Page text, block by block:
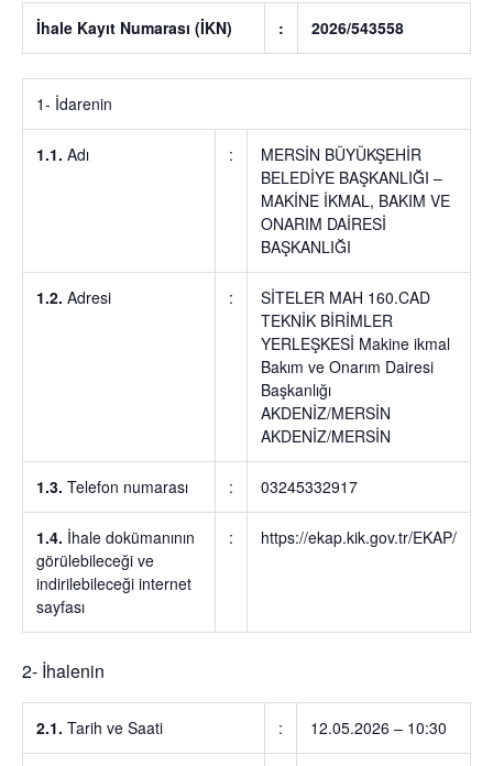
İhale Kayıt Numarası (İKN) : 2026/543558
1- İdarenin
1.1. Adı :
MERSİN BÜYÜKŞEHİR
BELEDİYE BAŞKANLIĞI –
MAKİNE İKMAL, BAKIM VE
ONARIM DAİRESİ
BAŞKANLIĞI
1.2. Adresi :
SİTELER MAH 160.CAD
TEKNİK BİRİMLER
YERLEŞKESİ Makine ikmal
Bakım ve Onarım Dairesi
Başkanlığı
AKDENİZ/MERSİN
AKDENİZ/MERSİN
1.3. Telefon numarası : 03245332917
1.4. İhale dokümanının
görülebileceği ve
indirilebileceği internet
sayfası
: https://ekap.kik.gov.tr/EKAP/
2- İhalenin
2.1. Tarih ve Saati : 12.05.2026 – 10:30